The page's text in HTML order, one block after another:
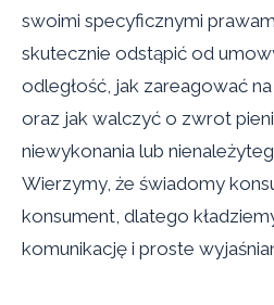
swoimi specyficznymi
skutecznie odstąpić od
odległość, jak zareagować
oraz jak walczyć o zwrot
niewykonania lub
Wierzymy, że świadomy
konsument, dlatego
komunikację i proste